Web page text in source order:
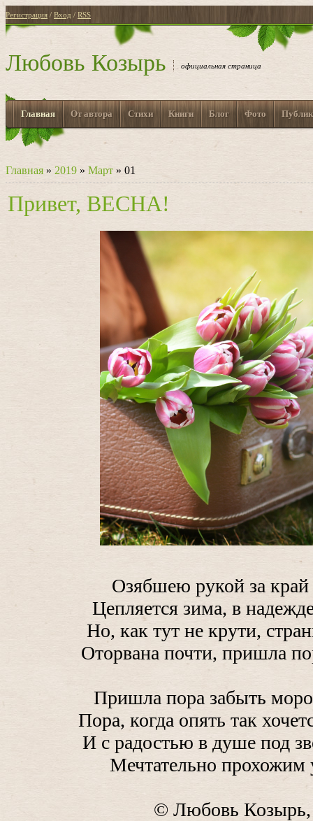
Регистрация / Вход / RSS
Любовь Козырь официальная страница
Главная От автора Стихи Книги Блог Фото
Главная » 2019 » Март » 01
Привет, ВЕСНА!
Озябшею рукой за
Цепляется зима, в
Но, как тут не крути,
Оторвана почти, пришла
Пришла пора забыть
Пора, когда опять так
И с радостью в душе под
Мечтательно прохожим
© Любовь